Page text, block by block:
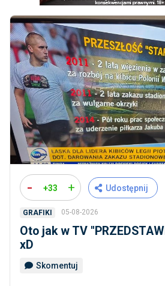
- +33 + Udostępnij
GRAFIKI 05-08-2026
Oto jak w TV
xD
Skomentuj